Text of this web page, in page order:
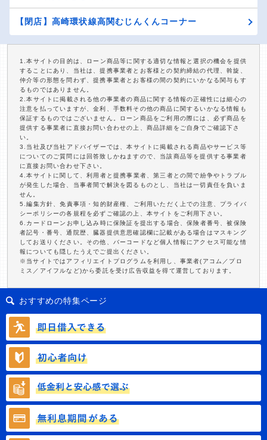
【閉店】高崎環状線高関むじんくんコーナー
1.本サイトの目的は、ローン商品等に関する適切な情報と選択の機会を提供
することにあり、当社は、提携事業者とお客様との契約締結の代理、斡旋、
仲介等の形態を問わず、提携事業者とお客様の間の契約にいかなる関与もす
るものではありません。
2.本サイトに掲載される他の事業者の商品に関する情報の正確性には細心の
注意を払っていますが、金利、手数料その他の商品に関するいかなる情報も
保証するものではございません。ローン商品をご利用の際には、必ず商品を
提供する事業者に直接お問い合わせの上、商品詳細をご自身でご確認下さ
い。
3.当社及び当社アドバイザーでは、本サイトに掲載される商品やサービス等
についてのご質問には回答致しかねますので、当該商品等を提供する事業者
に直接お問い合わせ下さい。
4.本サイトに関して、利用者と提携事業者、第三者との間で紛争やトラブル
が発生した場合、当事者間で解決を図るものとし、当社は一切責任を負いま
せん。
5.編集方針、免責事項・知的財産権、ご利用いただく上での注意、プライバ
シーポリシーの各規程を必ずご確認の上、本サイトをご利用下さい。
6.カードローンお申し込み時に保険証を提出する場合、保険者番号、被保険
者記号・番号、通院歴、臓器提供意思確認欄に記載がある場合はマスキング
してお送りください。その他、バーコードなど個人情報にアクセス可能な情
報についても隠したうえでご提出ください。
※当サイトではアフィリエイトプログラムを利用し、事業者(アコム／プロ
ミス／アイフルなど)から委託を受け広告収益を得て運営しております。
おすすめの特集ページ